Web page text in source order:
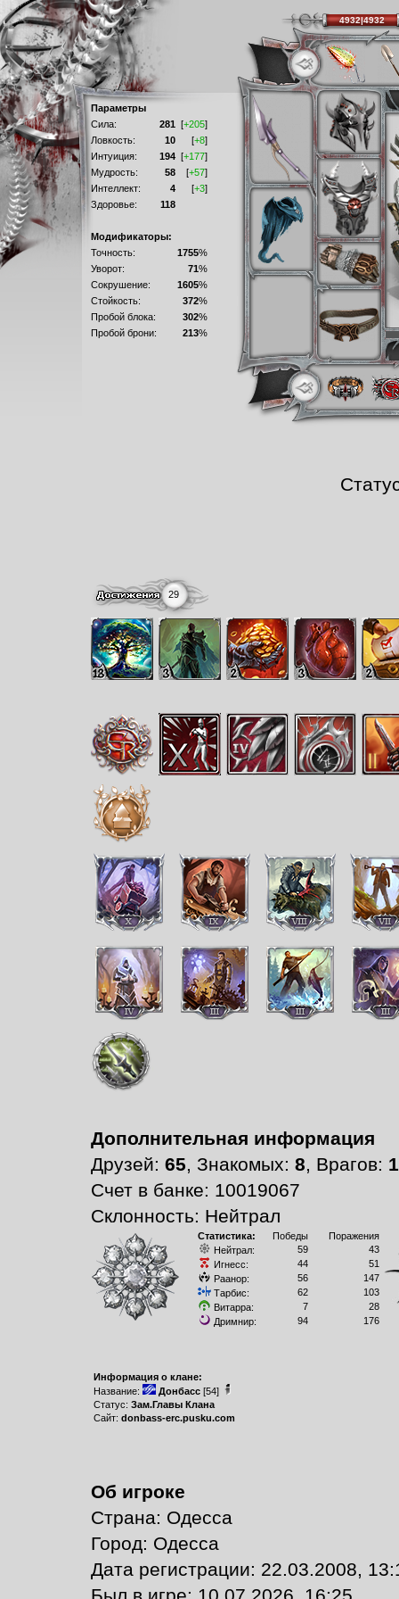
Параметры
Сила:
281 [+205]
Ловкость:
10 [+8]
Интуиция:
194 [+177]
Мудрость:
58 [+57]
Интеллект:
4 [+3]
Здоровье:
118
Модификаторы:
Точность:
1755%
Уворот:
71%
Сокрушение:
1605%
Стойкость:
372%
Пробой блока:
302%
Пробой брони:
213%
29
Дополнительная информация
Друзей: 65, Знакомых: 8, Врагов: 1
Счет в банке: 10019067
Склонность: Нейтрал
Статистика: Победы
Поражения
Нейтрал:
59
43
Игнесс:
44
51
Раанор:
56
147
Тарбис:
62
103
Витарра:
7
28
Дримнир:
94 176
Информация о клане:
Название:
Донбасс[54]
Статус: Зам.Главы Клана
Сайт: donbass-erc.pusku.com
Об игроке
Страна: Одесса
Город: Одесса
Дата регистрации: 22.03.2008,
4932|4932